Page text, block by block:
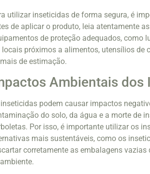
utilizar inseticidas de forma segura, é
de aplicar o produto, leia atentamente
de proteção adequados, como
locais próximos a alimentos, utensílios de
de estimação.
Ambientais dos
inseticidas podem causar impactos
do solo, da água e a morte de
Por isso, é importante utilizar os
mais sustentáveis, como os
corretamente as embalagens